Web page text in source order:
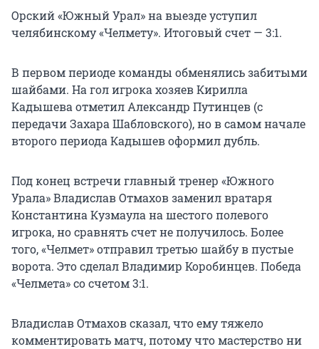
Орский «Южный Урал» на выезде уступил
челябинскому «Челмету». Итоговый счет — 3:1.
В первом периоде команды обменялись забитыми
шайбами. На гол игрока хозяев Кирилла
Кадышева отметил Александр Путинцев (с
передачи Захара Шабловского), но в самом начале
второго периода Кадышев оформил дубль.
Под конец встречи главный тренер «Южного
Урала» Владислав Отмахов заменил вратаря
Константина Кузмаула на шестого полевого
игрока, но сравнять счет не получилось. Более
того, «Челмет» отправил третью шайбу в пустые
ворота. Это сделал Владимир Коробинцев. Победа
«Челмета» со счетом 3:1.
Владислав Отмахов сказал, что ему тяжело
комментировать матч, потому что мастерство ни